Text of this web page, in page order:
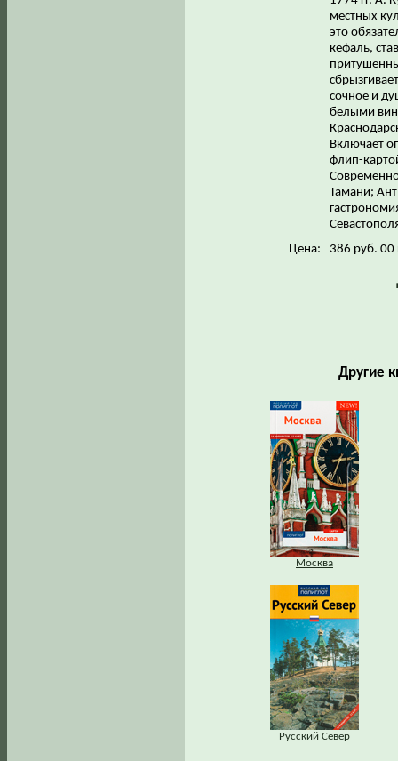
местных
это
кефаль,
сочное и
белыми
Включает
флип-
Тамани;
Цена:
386 руб. 00
Другие
Москва
Русский Север